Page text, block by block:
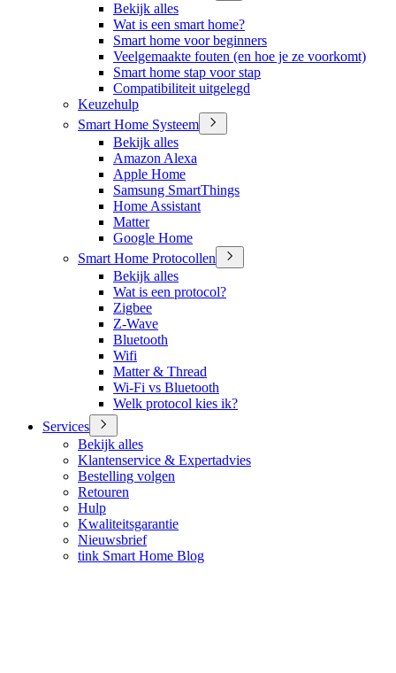
Bekijk alles
Wat is een smart home?
Smart home voor beginners
Veelgemaakte fouten (en hoe je ze voorkomt)
Smart home stap voor stap
Compatibiliteit uitgelegd
Keuzehulp
Smart Home Systeem
Bekijk alles
Amazon Alexa
Apple Home
Samsung SmartThings
Home Assistant
Matter
Google Home
Smart Home Protocollen
Bekijk alles
Wat is een protocol?
Zigbee
Z-Wave
Bluetooth
Wifi
Matter & Thread
Wi-Fi vs Bluetooth
Welk protocol kies ik?
Services
Bekijk alles
Klantenservice & Expertadvies
Bestelling volgen
Retouren
Hulp
Kwaliteitsgarantie
Nieuwsbrief
tink Smart Home Blog